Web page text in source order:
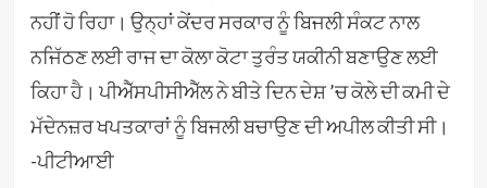
ਨਹੀਂ ਹੋ ਰਿਹਾ। ਉਨ੍ਹਾਂ ਕੇਂਦਰ ਸਰਕਾਰ ਨੂੰ ਬਿਜਲੀ ਸੰਕਟ ਨਾਲ
ਨਜਿੱਠਣ ਲਈ ਰਾਜ ਦਾ ਕੋਲਾ ਕੋਟਾ ਤੁਰੰਤ ਯਕੀਨੀ ਬਣਾਉਣ ਲਈ
ਕਿਹਾ ਹੈ। ਪੀਐੱਸਪੀਸੀਐੱਲ ਨੇ ਬੀਤੇ ਦਿਨ ਦੇਸ਼ ’ਚ ਕੋਲੇ ਦੀ ਕਮੀ ਦੇ
ਮੱਦੇਨਜ਼ਰ ਖਪਤਕਾਰਾਂ ਨੂੰ ਬਿਜਲੀ ਬਚਾਉਣ ਦੀ ਅਪੀਲ ਕੀਤੀ ਸੀ।
-ਪੀਟੀਆਈ